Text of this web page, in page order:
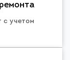
с учетом